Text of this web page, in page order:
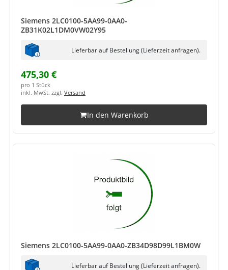
Siemens 2LC0100-5AA99-0AA0-
ZB31K02L1DM0VW02Y95
Lieferbar auf Bestellung (Lieferzeit anfragen).
475,30 €
pro 1 Stück
inkl. MwSt. zzgl. Versand
In den Warenkorb
Siemens 2LC0100-5AA99-0AA0-ZB34D98D99L1BM0W
Lieferbar auf Bestellung (Lieferzeit anfragen).